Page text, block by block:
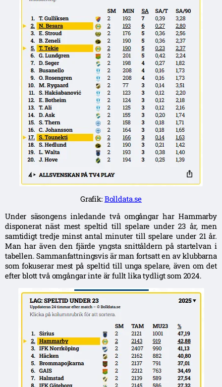
Grafik: Bolldata.se
Under säsongens inledande två omgångar har Hammarby
disponerat näst mest speltid till spelare under 23 år, men
samtidigt tredje minst antal minuter till spelare under 21 år.
Man har även den fjärde yngsta snittåldern på startelvan i
tabellen. Sammanfattningsvis är man fortsatt en av klubbarna
som fokuserar mest på speltid till unga spelare, även om det
efter blott två omgångar inte är fullt lika tydligt som 2024.